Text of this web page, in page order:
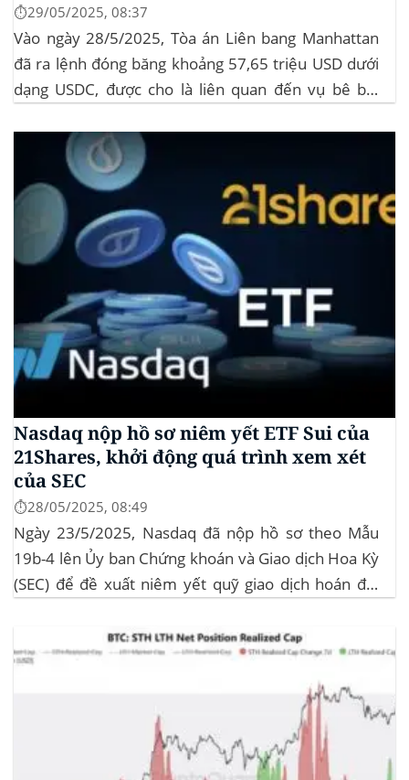
⏱️29/05/2025, 08:37
Vào ngày 28/5/2025, Tòa án Liên bang Manhattan
đã ra lệnh đóng băng khoảng 57,65 triệu USD dưới
dạng USDC, được cho là liên quan đến vụ bê bối
tập thể do Burwick Law đại diện, cáo buộc các công
Nasdaq nộp hồ sơ niêm yết ETF Sui của
21Shares, khởi động quá trình xem xét
của SEC
⏱️28/05/2025, 08:49
Ngày 23/5/2025, Nasdaq đã nộp hồ sơ theo Mẫu
19b-4 lên Ủy ban Chứng khoán và Giao dịch Hoa Kỳ
(SEC) để đề xuất niêm yết quỹ giao dịch hoán đổi
trình xem xét chính thức của SEC đối với...